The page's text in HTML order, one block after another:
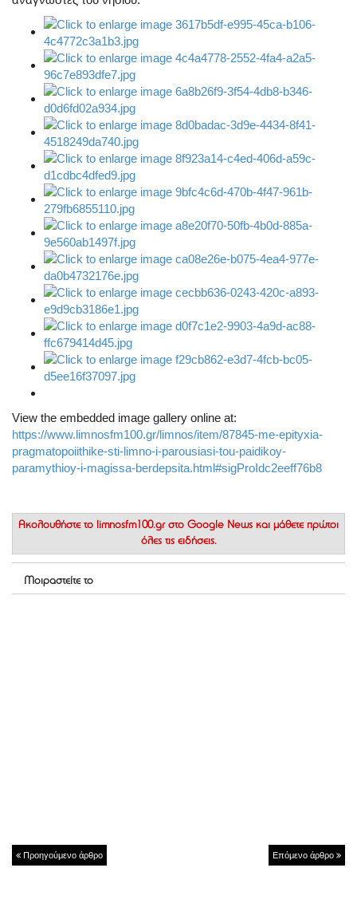
View the embedded image gallery online at:
https://www.limnosfm100.gr/limnos/item/87845-me-epityxia-
pragmatopoiithike-sti-limno-i-parousiasi-tou-paidikoy-
paramythioy-i-magissa-berdepsita.html#sigProIdc2eeff76b8
Ακολουθήστε το limnosfm100.gr στο Google News και μάθετε πρώτοι
όλες τις ειδήσεις.
Μοιραστείτε το
Προηγούμενο άρθρο Επόμενο άρθρο